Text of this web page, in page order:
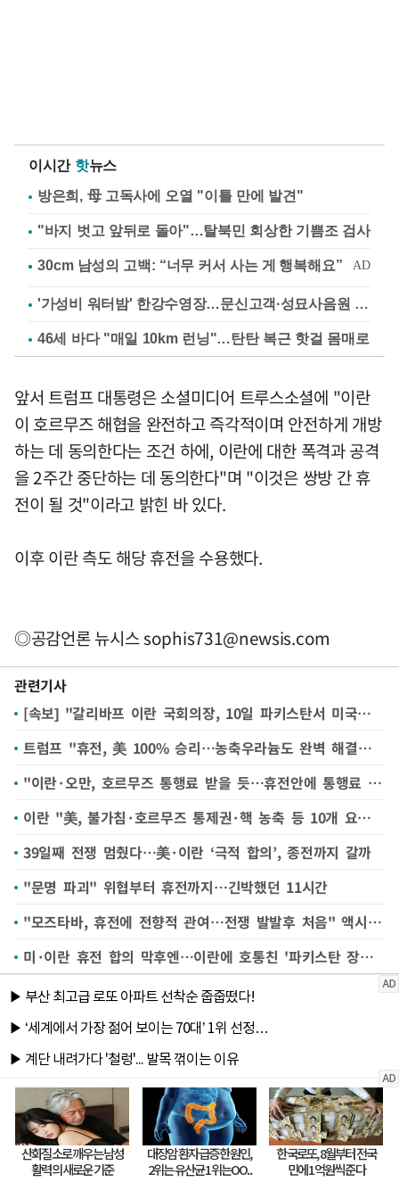
이시간 핫뉴스
방은희, 母 고독사에 오열 "이틀 만에 발견"
"바지 벗고 앞뒤로 돌아"…탈북민 회상한 기쁨조 검사
'가성비 워터밤' 한강수영장…문신고객·성묘사음원 민원
46세 바다 "매일 10km 런닝"…탄탄 복근 핫걸 몸매로
앞서 트럼프 대통령은 소셜미디어 트루스소셜에 "이란
이 호르무즈 해협을 완전하고 즉각적이며 안전하게 개방
하는 데 동의한다는 조건 하에, 이란에 대한 폭격과 공격
을 2주간 중단하는 데 동의한다"며 "이것은 쌍방 간 휴
전이 될 것"이라고 밝힌 바 있다.
이후 이란 측도 해당 휴전을 수용했다.
◎공감언론 뉴시스sophis731@newsis.com
관련기사
[속보] "갈리바프 이란 국회의장, 10일 파키스탄서 미국과 협상 개시"
트럼프 "휴전, 美 100% 승리…농축우라늄도 완벽 해결될 것"
"이란·오만, 호르무즈 통행료 받을 듯…휴전안에 통행료 포함"
이란 "美, 불가침·호르무즈 통제권·핵 농축 등 10개 요구 수용"(종합)
39일째 전쟁 멈췄다…美·이란 ‘극적 합의’, 종전까지 갈까
"문명 파괴" 위협부터 휴전까지…긴박했던 11시간
"모즈타바, 휴전에 전향적 관여…전쟁 발발후 처음" 액시오스
미·이란 휴전 합의 막후엔…이란에 호통친 '파키스탄 장군' 있었다